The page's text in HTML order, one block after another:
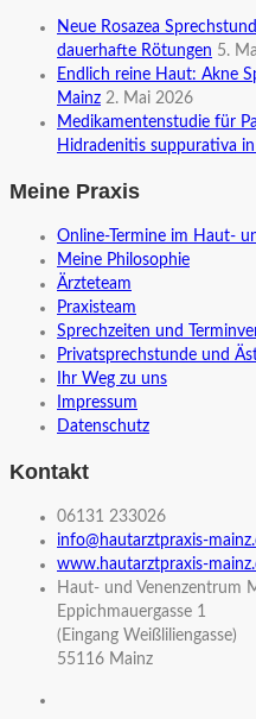
Neue Rosazea
dauerhafte Rötungen 5.
Endlich reine Haut: Akne
Mainz 2. Mai 2026
Medikamentenstudie für
Hidradenitis suppurativa
Meine Praxis
Online-Termine im Haut-
Meine Philosophie
Ärzteteam
Praxisteam
Sprechzeiten und
Privatsprechstunde und
Ihr Weg zu uns
Impressum
Datenschutz
Kontakt
06131 233026
info@hautarztpraxis-
www.hautarztpraxis-
Haut- und Venenzentrum
Eppichmauergasse 1
(Eingang Weißliliengasse)
55116 Mainz